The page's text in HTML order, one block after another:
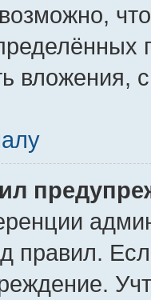
вложения,
правил.